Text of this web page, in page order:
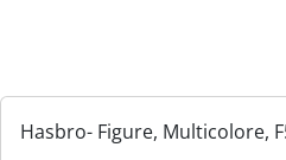
Hasbro- Figure, Multicolore,